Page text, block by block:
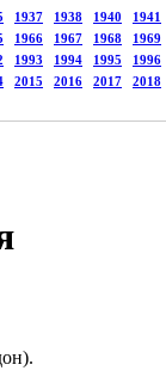
1937 1938 1940 1941
1966 1967 1968 1969
1993 1994 1995 1996
2015 2016 2017 2018